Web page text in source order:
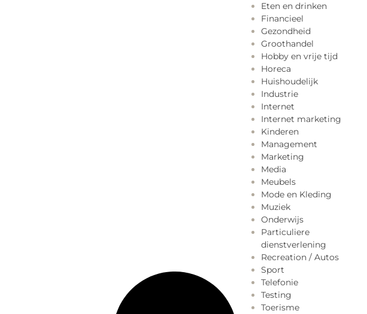
Eten en drinken
Financieel
Gezondheid
Groothandel
Hobby en vrije tijd
Horeca
Huishoudelijk
Industrie
Internet
Internet marketing
Kinderen
Management
Marketing
Media
Meubels
Mode en Kleding
Muziek
Onderwijs
Particuliere
dienstverlening
Recreation / Autos
Sport
Telefonie
Testing
Toerisme